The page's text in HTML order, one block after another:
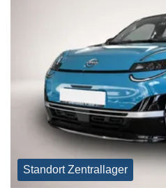
Standort Zentrallager